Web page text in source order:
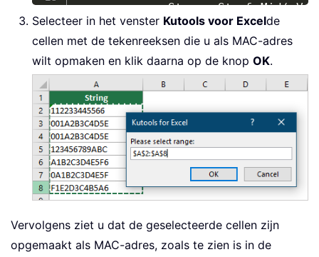
            xStr
= xStr & Mid(xVal
Next
        xCell
.Value = Left(xStr
        xStr
= ""
Next
End Sub
Selecteer in het venster Kutools voor Excelde
cellen met de tekenreeksen die u als MAC-adres
wilt opmaken en klik daarna op de knop OK.
Vervolgens ziet u dat de geselecteerde cellen zijn
opgemaakt als MAC-adres, zoals te zien is in de